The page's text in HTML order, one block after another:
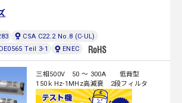
CSA C22.2 No.8 (C-UL)
Teil 3-1
ENEC
三相500V 50 ～ 300A 低背型
150ｋHz-1MHz高減衰 2段フィルタ